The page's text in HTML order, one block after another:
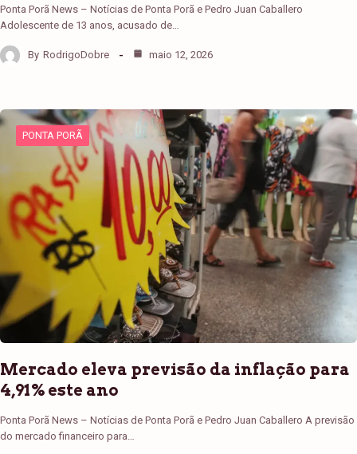
Ponta Porã News – Notícias de Ponta Porã e Pedro Juan Caballero
Adolescente de 13 anos, acusado de…
By RodrigoDobre maio 12, 2026
PONTA PORÃ
Mercado eleva previsão da inflação para
4,91% este ano
Ponta Porã News – Notícias de Ponta Porã e Pedro Juan Caballero A previsão
do mercado financeiro para…